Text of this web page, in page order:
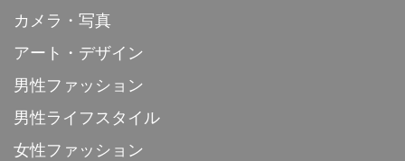
カメラ・写真
アート・デザイン
男性ファッション
男性ライフスタイル
女性ファッション